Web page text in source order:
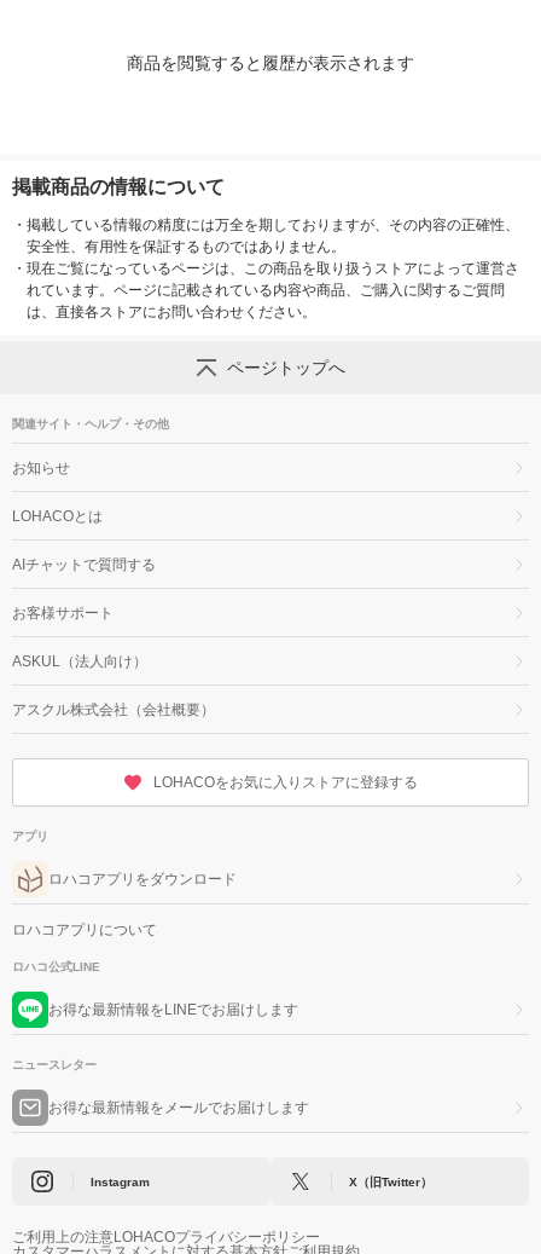
商品を閲覧すると履歴が表示されます
掲載商品の情報について
・ 掲載している情報の精度には万全を期しておりますが、その内容の正確性、
安全性、有用性を保証するものではありません。
・ 現在ご覧になっているページは、この商品を取り扱うストアによって運営さ
れています。ページに記載されている内容や商品、ご購入に関するご質問
は、直接各ストアにお問い合わせください。
ページトップへ
関連サイト・ヘルプ・その他
お知らせ
LOHACOとは
AIチャットで質問する
お客様サポート
ASKUL（法人向け）
アスクル株式会社（会社概要）
LOHACOをお気に入りストアに登録する
アプリ
ロハコアプリをダウンロード
ロハコアプリについて
ロハコ公式LINE
お得な最新情報をLINEでお届けします
ニュースレター
お得な最新情報をメールでお届けします
Instagram X（旧Twitter）
ご利用上の注意LOHACOプライバシーポリシー